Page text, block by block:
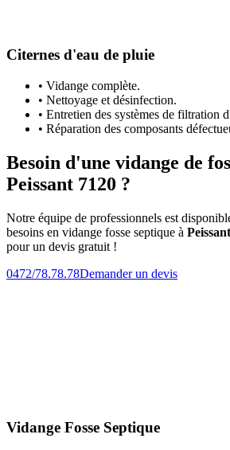
Citernes d'eau de pluie
• Vidange complète.
• Nettoyage et désinfection.
• Entretien des systèmes de filtration
• Réparation des composants
Besoin d'une vidange de
Peissant 7120 ?
Notre équipe de professionnels est
besoins en vidange fosse septique à
pour un devis gratuit !
0472/78.78.78Demander un devis
Vidange Fosse Septique